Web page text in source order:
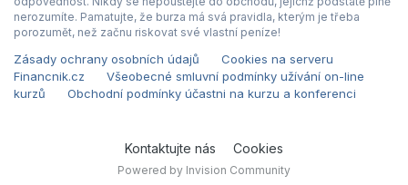
nerozumíte. Pamatujte, že burza má svá pravidla, kterým je třeba
porozumět, než začnu riskovat své vlastní peníze!
Zásady ochrany osobních údajů
Cookies na serveru
Financnik.cz
Všeobecné smluvní podmínky užívání on-line
kurzů
Obchodní podmínky účastni na kurzu a konferenci
Kontaktujte nás Cookies
Powered by Invision Community